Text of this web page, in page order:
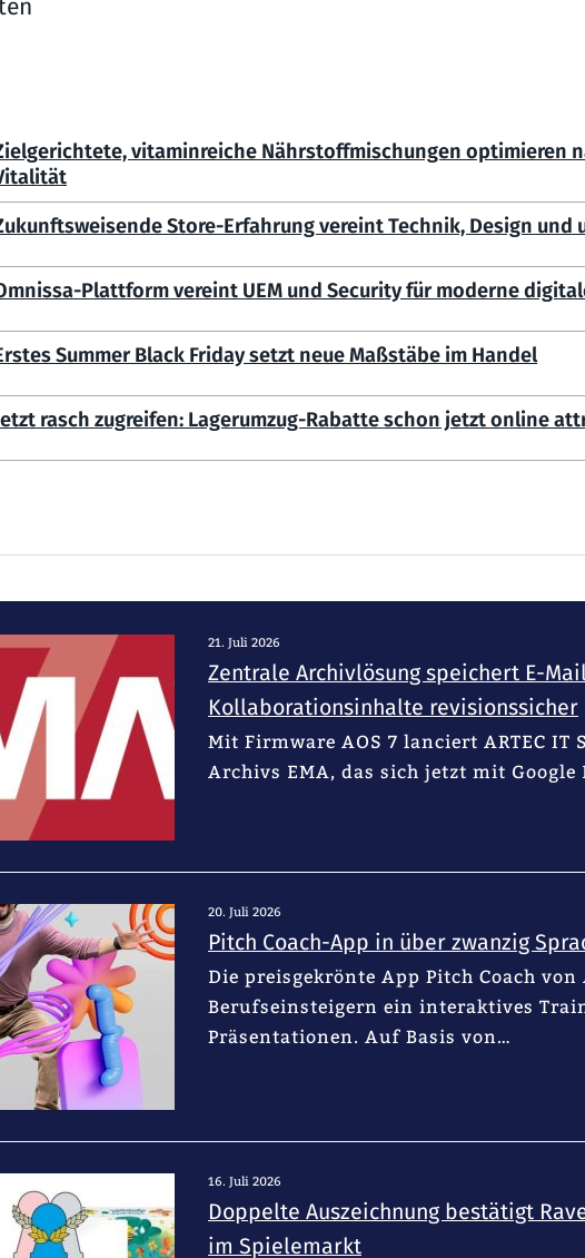
vitaminreiche Nährstoffmischungen optimieren
Store-Erfahrung vereint Technik, Design
Plattform vereint UEM und Security für moderne
Summer Black Friday setzt neue Maßstäbe im Handel
rasch zugreifen: Lagerumzug-Rabatte schon jetzt online
21. Juli 2026
Zentrale Archivlösung speichert E-
Kollaborationsinhalte revisionssicher
Mit Firmware AOS 7 lanciert ARTEC IT
Archivs EMA, das sich jetzt mit Google
20. Juli 2026
Pitch Coach-App in über zwanzig
Die preisgekrönte App Pitch Coach
Berufseinsteigern ein interaktives
Präsentationen. Auf Basis von…
16. Juli 2026
Doppelte Auszeichnung bestätigt
im Spielemarkt